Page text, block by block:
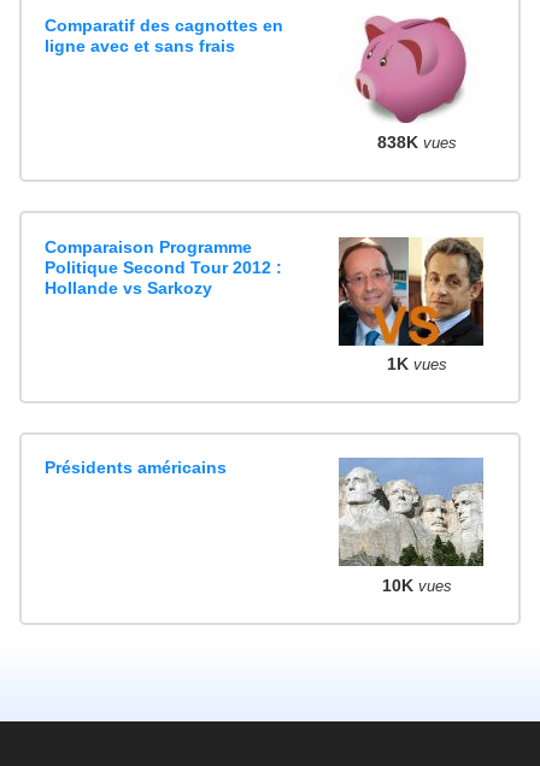
Comparatif des cagnottes en
ligne avec et sans frais
838K vues
Comparaison Programme
Politique Second Tour 2012 :
Hollande vs Sarkozy
1K vues
Présidents américains
10K vues